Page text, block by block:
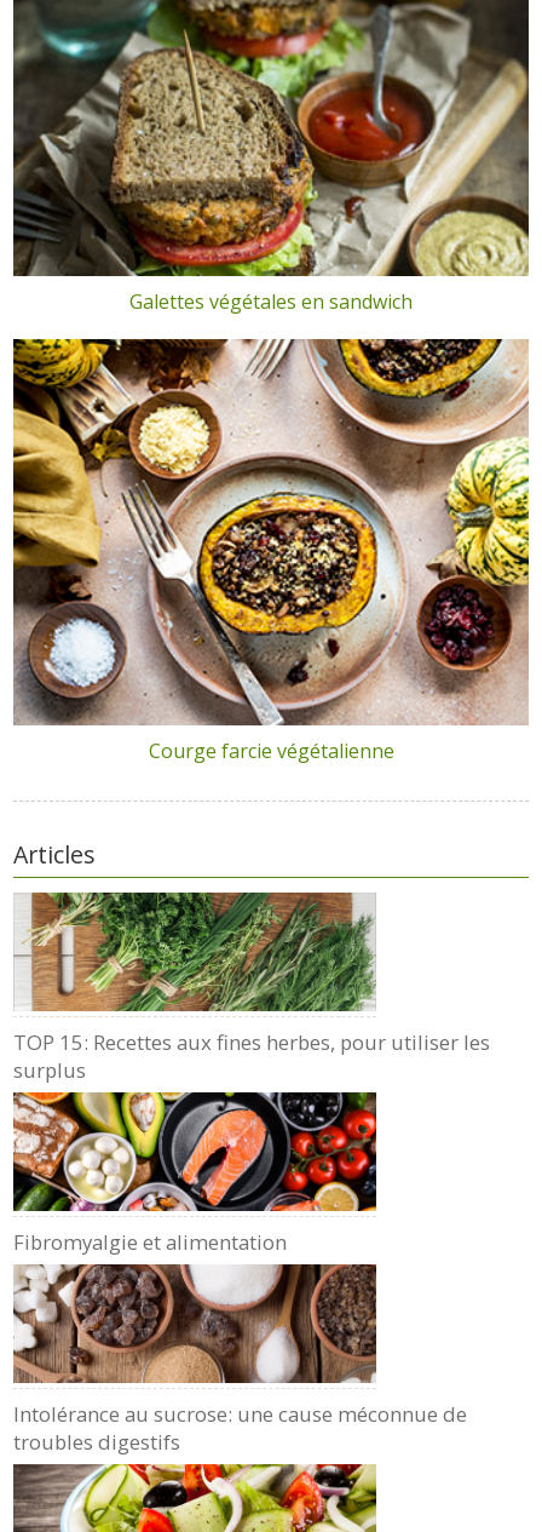
Galettes végétales en sandwich
Courge farcie végétalienne
Articles
TOP 15: Recettes aux fines herbes, pour utiliser les
surplus
Fibromyalgie et alimentation
Intolérance au sucrose: une cause méconnue de
troubles digestifs